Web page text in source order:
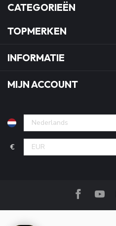
CATEGORIEËN
TOPMERKEN
INFORMATIE
MIJN ACCOUNT
€